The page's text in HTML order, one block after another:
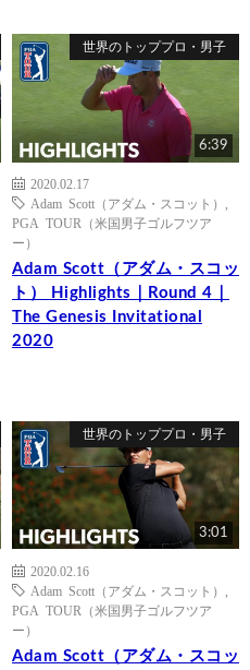
世界のトッププロ・男子
6:39
2020.02.17
Adam Scott（アダム・スコット）
PGA TOUR（米国男子ゴルフツア
ー）
Adam Scott（アダム・スコッ
ト） Highlights｜Round 4｜
The Genesis Invitational
2020
世界のトッププロ・男子
3:01
2020.02.16
Adam Scott（アダム・スコット）
PGA TOUR（米国男子ゴルフツア
ー）
Adam Scott（アダム・スコッ